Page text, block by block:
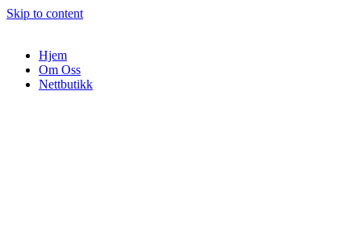
Skip to content
Hjem
Om Oss
Nettbutikk